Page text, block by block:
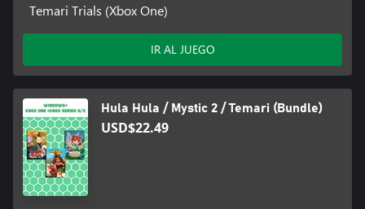
Temari Trials (Xbox One)
IR AL JUEGO
Hula Hula / Mystic 2 / Temari (Bundle)
USD$22.49